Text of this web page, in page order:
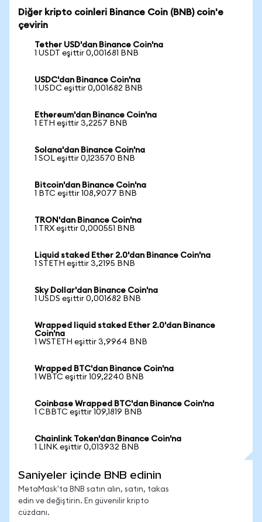
Diğer kripto coinleri Binance Coin (BNB) coin'e
çevirin
Tether USD'dan Binance Coin'na
1 USDT eşittir 0,001681 BNB
USDC'dan Binance Coin'na
1 USDC eşittir 0,001682 BNB
Ethereum'dan Binance Coin'na
1 ETH eşittir 3,2257 BNB
Solana'dan Binance Coin'na
1 SOL eşittir 0,123570 BNB
Bitcoin'dan Binance Coin'na
1 BTC eşittir 108,9077 BNB
TRON'dan Binance Coin'na
1 TRX eşittir 0,000551 BNB
Liquid staked Ether 2.0'dan Binance Coin'na
1 STETH eşittir 3,2195 BNB
Sky Dollar'dan Binance Coin'na
1 USDS eşittir 0,001682 BNB
Wrapped liquid staked Ether 2.0'dan Binance
Coin'na
1 WSTETH eşittir 3,9964 BNB
Wrapped BTC'dan Binance Coin'na
1 WBTC eşittir 109,2240 BNB
Coinbase Wrapped BTC'dan Binance Coin'na
1 CBBTC eşittir 109,1819 BNB
Chainlink Token'dan Binance Coin'na
1 LINK eşittir 0,013932 BNB
Saniyeler içinde BNB edinin
MetaMask'ta BNB satın alın, satın, takas
edin ve değiştirin. En güvenilir kripto
cüzdanı.